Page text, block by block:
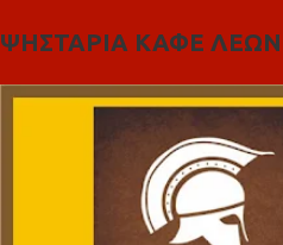
ΨΗΣΤΑΡΙΑ ΚΑΦΕ